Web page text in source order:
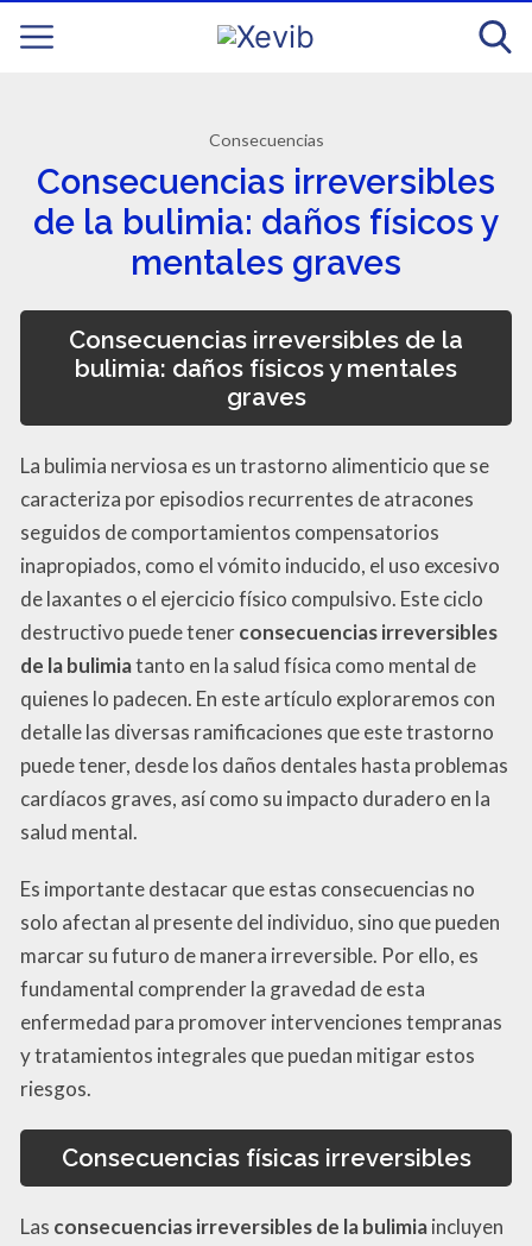
Consecuencias
Consecuencias irreversibles
de la bulimia: daños físicos y
mentales graves
Consecuencias irreversibles de la
bulimia: daños físicos y mentales
graves
La bulimia nerviosa es un trastorno alimenticio que se
caracteriza por episodios recurrentes de atracones
seguidos de comportamientos compensatorios
inapropiados, como el vómito inducido, el uso excesivo
de laxantes o el ejercicio físico compulsivo. Este ciclo
destructivo puede tenerconsecuencias irreversibles
de la bulimiatanto en la salud física como mental de
quienes lo padecen. En este artículo exploraremos con
detalle las diversas ramificaciones que este trastorno
puede tener, desde los daños dentales hasta problemas
cardíacos graves, así como su impacto duradero en la
salud mental.
Es importante destacar que estas consecuencias no
solo afectan al presente del individuo, sino que pueden
marcar su futuro de manera irreversible. Por ello, es
fundamental comprender la gravedad de esta
enfermedad para promover intervenciones tempranas
y tratamientos integrales que puedan mitigar estos
riesgos.
Consecuencias físicas irreversibles
Las consecuencias irreversibles de la bulimiaincluyen